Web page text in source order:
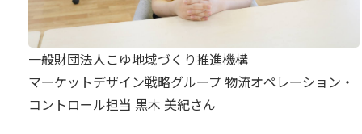
一般財団法人こゆ地域づくり推進機構
マーケットデザイン戦略グループ 物流オペレーション・
コントロール担当 黒木 美紀さん